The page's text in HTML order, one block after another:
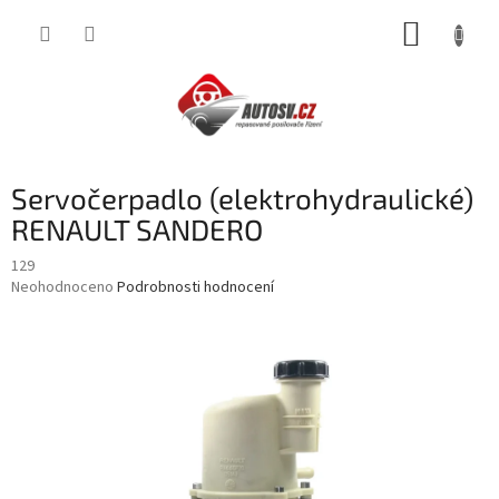
Servočerpadlo (elektrohydraulické)
RENAULT SANDERO
129
Průměrné
Neohodnoceno Podrobnosti hodnocení